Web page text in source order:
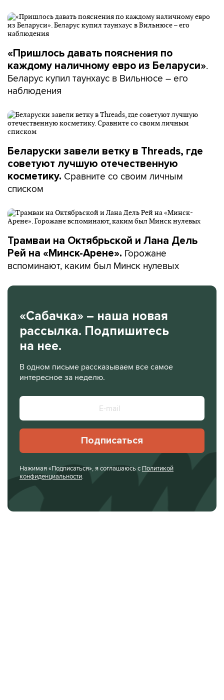
«Пришлось давать пояснения по
каждому наличному евро из Беларуси».
Беларус купил таунхаус в Вильнюсе – его
наблюдения
Беларуски завели ветку в Threads, где
советуют лучшую отечественную
косметику. Сравните со своим личным
списком
Трамваи на Октябрьской и Лана Дель
Рей на «Минск-Арене». Горожане
вспоминают, каким был Минск нулевых
«Сабачка» – наша новая
рассылка. Подпишитесь
на нее.
В одном письме рассказываем все самое
интересное за неделю.
Подписаться
Нажимая «Подписаться», я соглашаюсь с Политикой
конфиденциальности.